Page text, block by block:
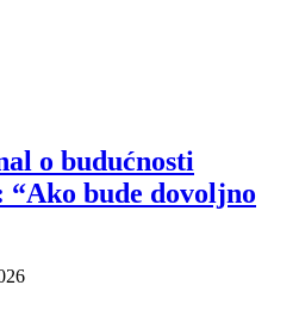
o budućnosti
bude dovoljno